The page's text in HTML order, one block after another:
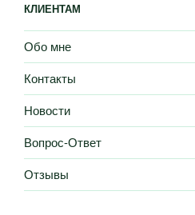
КЛИЕНТАМ
Обо мне
Контакты
Новости
Вопрос-Ответ
Отзывы